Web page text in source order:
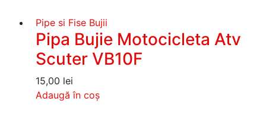
Pipe si Fise Bujii
Pipa Bujie Motocicleta Atv
Scuter VB10F
15,00 lei
Adaugă în coș